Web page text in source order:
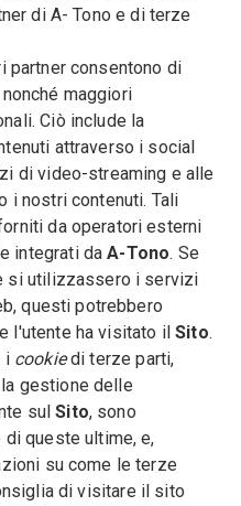
di A- Tono e di terze
partner consentono di
maggiori
Ciò include la
attraverso i social
di video-streaming e alle
i nostri contenuti. Tali
da operatori esterni
integrati daA-Tono. Se
si utilizzassero i servizi
questi potrebbero
l'utente ha visitato ilSito.
i cookiedi terze parti,
gestione delle
sulSito, sono
queste ultime, e,
su come le terze
di visitare il sito